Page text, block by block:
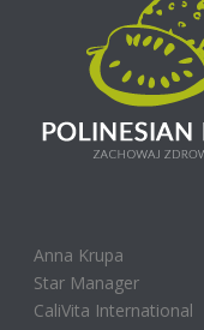
Anna Krupa
Star Manager
CaliVita International